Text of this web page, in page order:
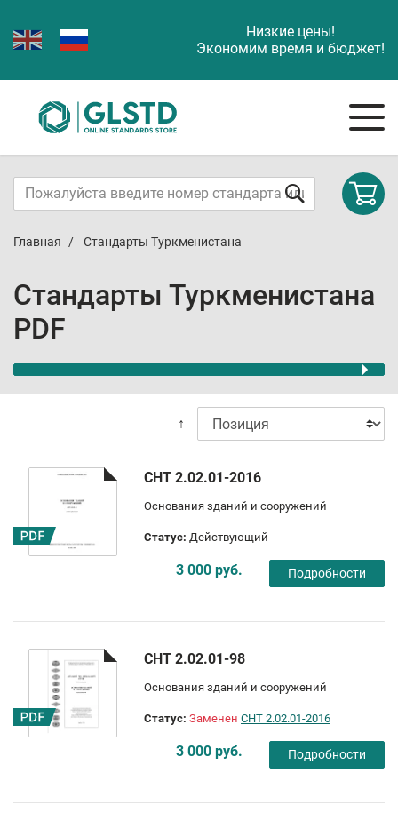
Низкие цены!
Экономим время и бюджет!
Главная Стандарты Туркменистана
Стандарты Туркменистана
PDF
↑
СНТ 2.02.01-2016
Основания зданий и сооружений
Статус: Действующий
3 000 руб. Подробности
СНТ 2.02.01-98
Основания зданий и сооружений
Статус: Заменен СНТ 2.02.01-2016
3 000 руб. Подробности